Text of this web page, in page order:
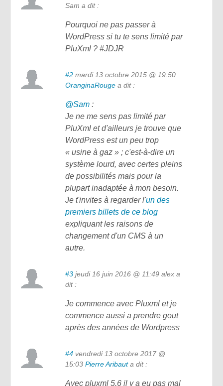
Sam a dit :
Pourquoi ne pas passer à
WordPress si tu te sens limité par
PluXml ? #JDJR
#2 mardi 13 octobre 2015 @ 19:50
OranginaRouge a dit :
@Sam :
Je ne me sens pas limité par
PluXml et d'ailleurs je trouve que
WordPress est un peu trop
« usine à gaz » ; c'est-à-dire un
système lourd, avec certes pleins
de possibilités mais pour la
plupart inadaptée à mon besoin.
Je t'invites à regarder l'un des
premiers billets de ce blog
expliquant les raisons de
changement d'un CMS à un
autre.
#3 jeudi 16 juin 2016 @ 11:49 alex a
dit :
Je commence avec Pluxml et je
commence aussi a prendre gout
après des années de Wordpress
#4 vendredi 13 octobre 2017 @
15:03 Pierre Aribauta dit :
Avec pluxml 5.6 il y a eu pas mal